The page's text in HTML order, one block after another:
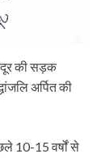
की सड़क
अर्पित की
10-15 वर्षों से